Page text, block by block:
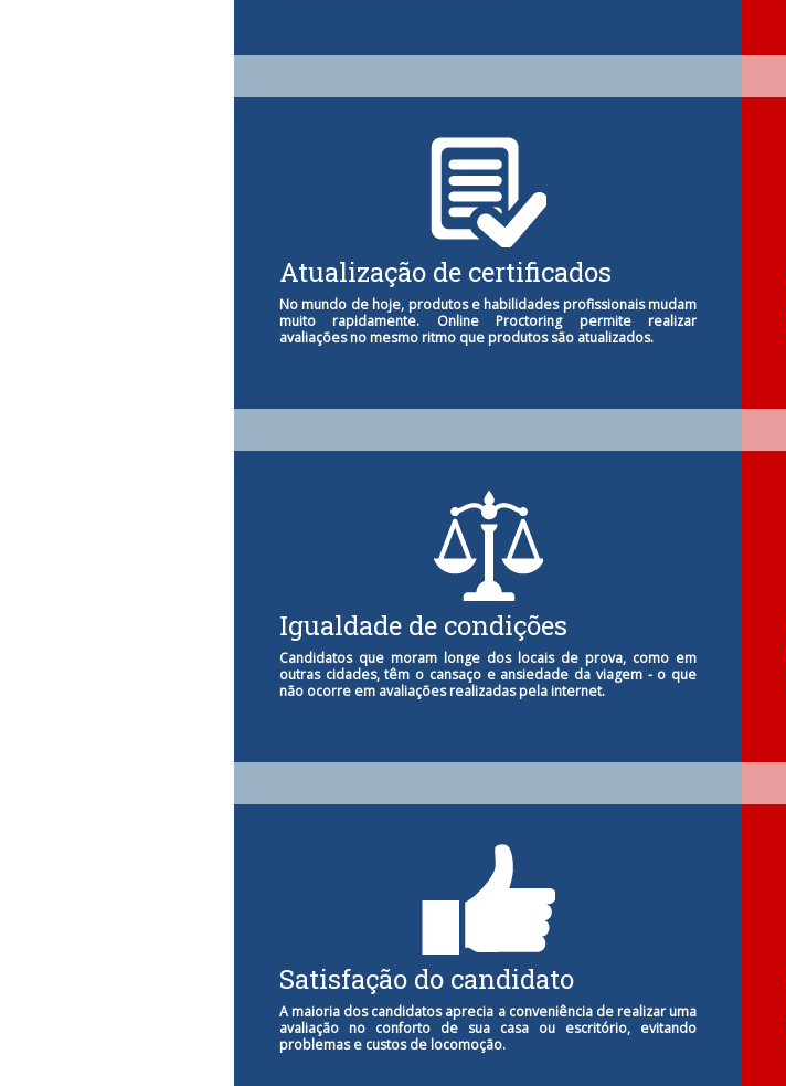
Atualização de certificados
No mundo de hoje, produtos e habilidades profissionais mudam
muito rapidamente. Online Proctoring permite realizar
avaliações no mesmo ritmo que produtos são atualizados.
Igualdade de condições
Candidatos que moram longe dos locais de prova, como em
outras cidades, têm o cansaço e ansiedade da viagem - o que
não ocorre em avaliações realizadas pela internet.
Satisfação do candidato
A maioria dos candidatos aprecia a conveniência de realizar uma
avaliação no conforto de sua casa ou escritório, evitando
problemas e custos de locomoção.